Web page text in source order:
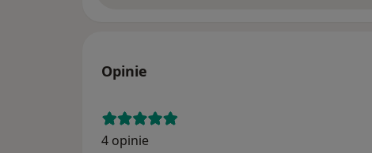
Opinie
4 opinie